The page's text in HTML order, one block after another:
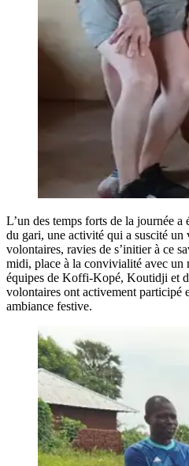
L’un des temps forts de la journée
du gari, une activité qui a suscité un
volontaires, ravies de s’initier à ce
midi, place à la convivialité avec un
équipes de Koffi-Kopé, Koutidji et
volontaires ont activement participé
ambiance festive.